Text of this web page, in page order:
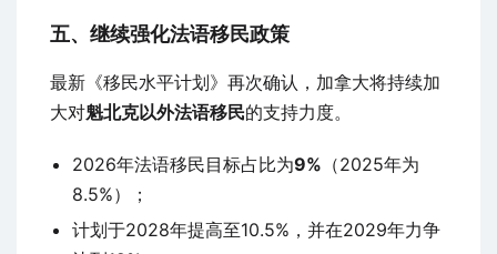
五、继续强化法语移民政策
最新《移民水平计划》再次确认，加拿大将持续加
大对魁北克以外法语移民的支持力度。
2026年法语移民目标占比为9% （2025年为
8.5%）；
计划于2028年提高至10.5%，并在2029年力争